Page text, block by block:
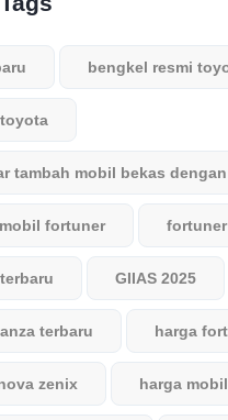
bengkel resmi
tambah mobil bekas
fortuner fortuner
GIIAS 2025
terbaru harga
zenix harga